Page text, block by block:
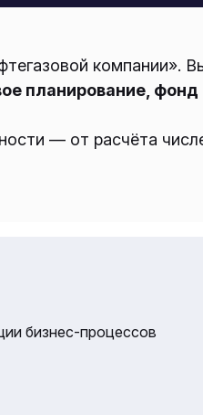
компании».
планирование,
— от расчёта
бизнес-процессов